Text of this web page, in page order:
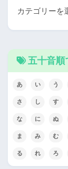
五十音順
あ い う
さ し す
な に ぬ
ま み む
る れ ろ